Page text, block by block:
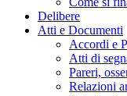
Delibere
Atti e Documenti
Accordi e
Atti di
Pareri,
Relazioni